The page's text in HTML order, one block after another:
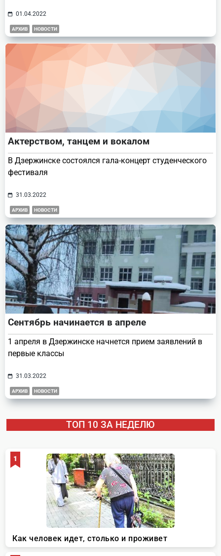
01.04.2022
АРХИВ НОВОСТИ
Актерством, танцем и вокалом
В Дзержинске состоялся гала-концерт студенческого
фестиваля
31.03.2022
АРХИВ НОВОСТИ
Сентябрь начинается в апреле
1 апреля в Дзержинске начнется прием заявлений в
первые классы
31.03.2022
АРХИВ НОВОСТИ
ТОП 10 ЗА НЕДЕЛЮ